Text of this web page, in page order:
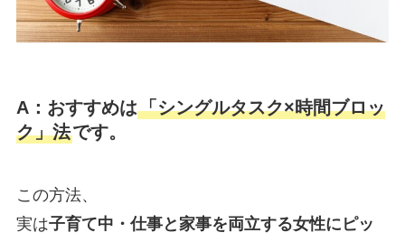
A：おすすめは「シングルタスク×時間ブロッ
ク」法です。
この方法、
実は子育て中・仕事と家事を両立する女性にピッ